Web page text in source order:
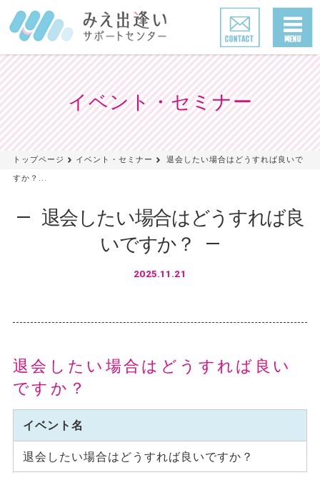
イベント・セミナー
トップページ イベント・セミナー
退会したい場合はどうすれば良いで
すか？...
退会したい場合はどうすれば良
いですか？
2025.11.21
退会したい場合はどうすれば良い
ですか？
イベント名
退会したい場合はどうすれば良いですか？